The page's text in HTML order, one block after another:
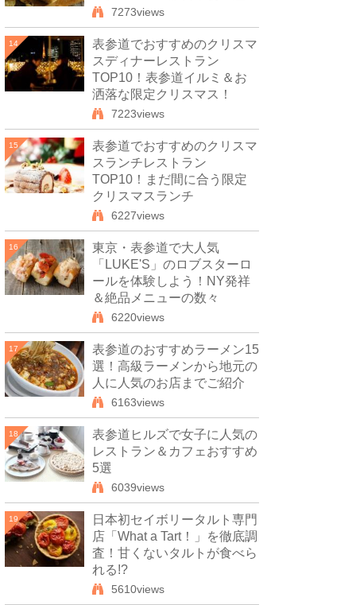
7273views
14
表参道でおすすめのクリスマ
スディナーレストラン
TOP10！表参道イルミ＆お
洒落な限定クリスマス！
7223views
15
表参道でおすすめのクリスマ
スランチレストラン
TOP10！まだ間に合う限定
クリスマスランチ
6227views
16
東京・表参道で大人気
「LUKE'S」のロブスターロ
ールを体験しよう！NY発祥
＆絶品メニューの数々
6220views
17
表参道のおすすめラーメン15
選！高級ラーメンから地元の
人に人気のお店までご紹介
6163views
18
表参道ヒルズで女子に人気の
レストラン＆カフェおすすめ
5選
6039views
19
日本初セイボリータルト専門
店「What a Tart！」を徹底調
査！甘くないタルトが食べら
れる!?
5610views